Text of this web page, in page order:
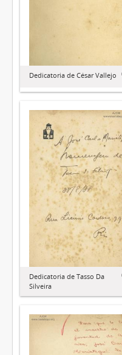
Dedicatoria de César Vallejo
Dedicatoria de Tasso Da
Silveira